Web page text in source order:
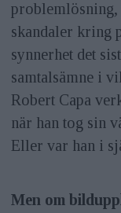
skandaler kring
synnerhet det
samtalsämne i
Robert Capa
när han tog sin
Eller var han i
Men om